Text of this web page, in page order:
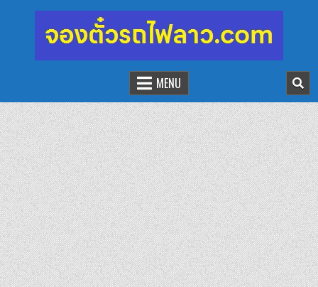
จองตั๋วรถไฟลาว-จีน
นั่งรถไฟเที่ยวประเทศลาว
MENU